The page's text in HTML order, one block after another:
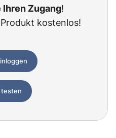
Zugang!
kostenlos!